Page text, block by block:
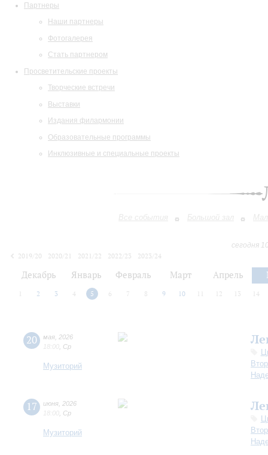
Партнеры
Наши партнеры
Фотогалерея
Стать партнером
Просветительские проекты
Творческие встречи
Выставки
Издания филармонии
Образовательные программы
Инклюзивные и специальные проекты
Все события Большой зал
сегодня
2019/20
2020/21 2021/22 2022/23
2023/24
Декабрь Январь Февраль Март Апрель
2 3 4 5 6 7 8 9 10 12 13 14
20 мая 2026
18:00 Ср
Музиторий
17 июня 2026
18:00 Ср
Музиторий